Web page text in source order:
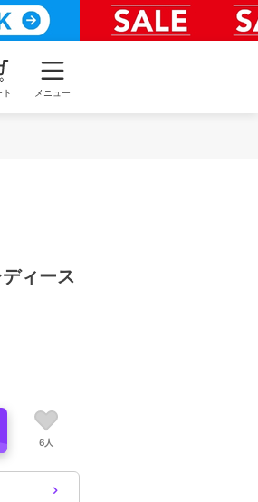
ト メニュー
ィース
6人